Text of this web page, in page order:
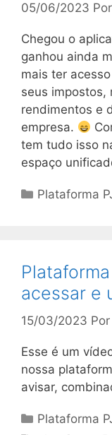
05/06/2023 Por
Chegou o
ganhou ainda
mais ter
seus impostos,
rendimentos e
empresa.
tem tudo isso
espaço
Categorias
Plataforma
acessar e
15/03/2023 Por
Esse é um
nossa
avisar,
Categorias
Plataforma